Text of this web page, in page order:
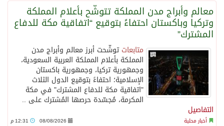
معالم وأبراج مدن المملكة تتوشّح بأعلام المملكة
وتركيا وباكستان احتفاءً بتوقيع “اتفاقية مكة للدفاع
المشترك”
متابعات توشّحت أبرز معالم وأبراج مدن
المملكة بأعلام المملكة العربية السعودية،
وجمهورية تركيا، وجمهورية باكستان
الإسلامية؛ احتفاءً بتوقيع الدول الثلاث
"اتفاقية مكة للدفاع المشترك" في مكة
المكرمة، مُجسّدة حرصها المُشترك على ..
التفاصيل
أخبار محلية 08/08/2026